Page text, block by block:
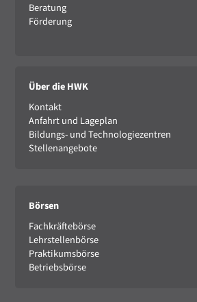
Beratung
Förderung
Über die HWK
Kontakt
Anfahrt und Lageplan
Bildungs- und Technologiezentren
Stellenangebote
Börsen
Fachkräftebörse
Lehrstellenbörse
Praktikumsbörse
Betriebsbörse